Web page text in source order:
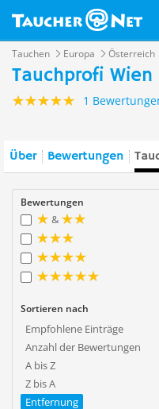
Tauchen Europa Österreich
Tauchprofi Wien
1
Über Bewertungen
Bewertungen
&
Sortieren nach
Empfohlene Einträge
Anzahl der Bewertungen
A bis Z
Z bis A
Entfernung